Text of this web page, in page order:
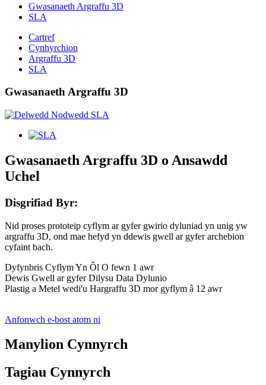
Gwasanaeth Argraffu 3D
SLA
Cartref
Cynhyrchion
Argraffu 3D
SLA
Gwasanaeth Argraffu 3D
Gwasanaeth Argraffu 3D o Ansawdd
Uchel
Disgrifiad Byr:
Nid proses prototeip cyflym ar gyfer gwirio dyluniad yn unig yw
argraffu 3D, ond mae hefyd yn ddewis gwell ar gyfer archebion
cyfaint bach.
Dyfynbris Cyflym Yn Ôl O fewn 1 awr
Dewis Gwell ar gyfer Dilysu Data Dylunio
Plastig a Metel wedi'u Hargraffu 3D mor gyflym â 12 awr
Anfonwch e-bost atom ni
Manylion Cynnyrch
Tagiau Cynnyrch